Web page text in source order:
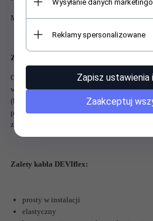
Moc jednostkowa: 18 W/m
Zastosowanie:
Okrągły przewód kabla ułatwia jego
wewnętrznych, jako wyłączne ogrzewanie
(bezpośrednie, akumulacyjne) lub
podłogi. Wykorzystywany również do
zbiorników przed przemarzaniem.
Zalety kabla DEVIflex:
prosty w instalacji
elastyczny
Wysyłanie danych
Reklamy spersonalizowane
Zapisz ustawienia
Zaakceptuj